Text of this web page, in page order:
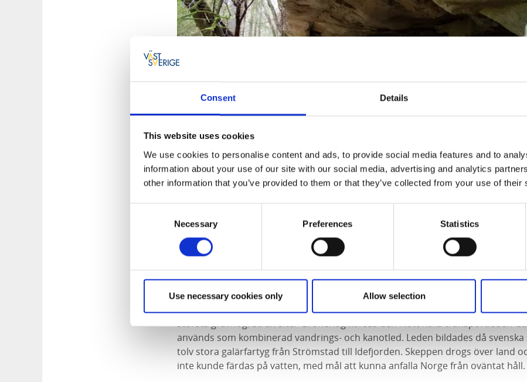
Consent Details
This website uses cookies
We use cookies to personalise content and ads, to provide social media features and to
information about your use of our site with our social media, advertising and analytics
other information that you’ve provided to them or that they’ve collected from your use of their
Necessary Preferences Statistics
Use necessary cookies only Allow selection
Vid Jonsbo kan du också göra en avstickare på cirka 10 minuter till den
Blomsholms säteri. Det grundades redan på 1600-talet av en tysk adelsman,
finns en av landets största skeppssättningar som troligen är från yngre
järnåldern med en stor domarring. I närheten finns en trolsk och lite förfallen
skogen. Under 1700-talet låg här en franskinspirerad naturpark som anlades
Blume.
Bohusläns största gravhög
Bohusleden tar dig vidare till Grönehög, ett gravfält från järnåldern med bland
största gravhög. Strax efter Grönehög korsas den historiska transportleden
används som kombinerad vandrings- och kanotled. Leden bildades då
tolv stora galärfartyg från Strömstad till Idefjorden. Skeppen drogs över land
inte kunde färdas på vatten, med mål att kunna anfalla Norge från oväntat håll.